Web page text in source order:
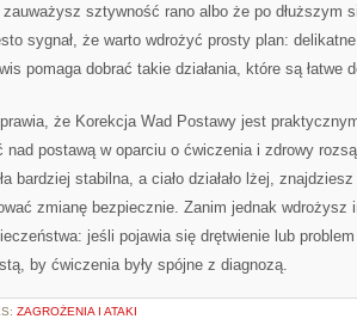
sztywność rano albo że po dłuższym
sygnał, że warto wdrożyć prosty plan:
pomaga dobrać takie działania, które są łatwe
że Korekcja Wad Postawy jest
nad postawą w oparciu o ćwiczenia i zdrowy
bardziej stabilna, a ciało działało lżej,
zmianę bezpiecznie. Zanim jednak wdrożysz
jeśli pojawia się drętwienie lub
by ćwiczenia były spójne z diagnozą.
ZAGROŻENIA I ATAKI